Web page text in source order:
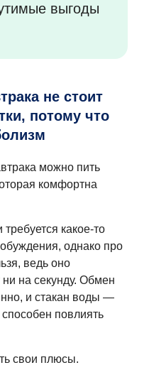
выгоды
не стоит
потому что
можно пить
комфортна
какое-то
однако про
ведь оно
на секунду. Обмен
и стакан воды —
повлиять
свои плюсы.